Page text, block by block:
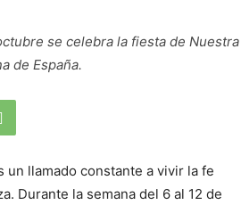
se celebra la fiesta de Nuestra
de España.
un llamado constante a vivir la fe
Durante la semana del 6 al 12 de